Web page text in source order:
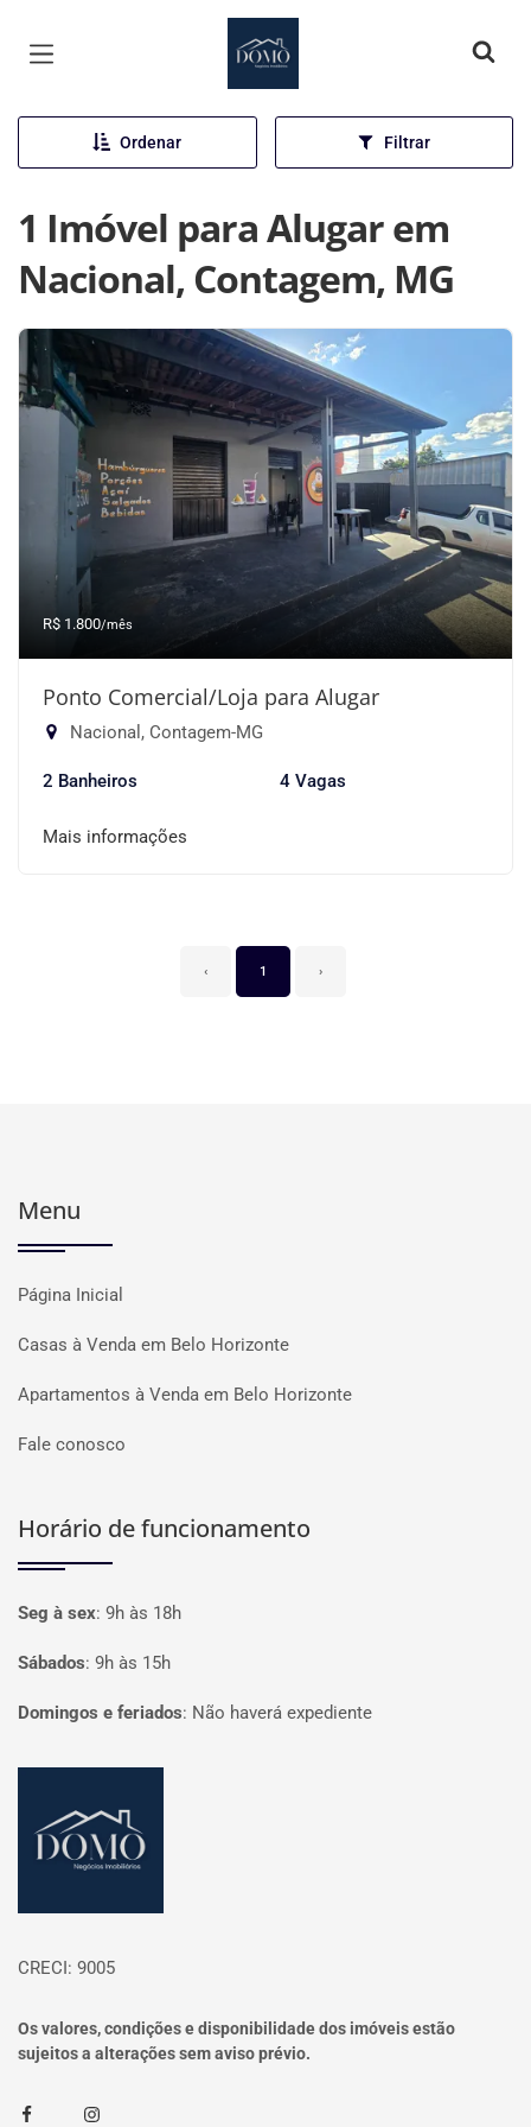
Página inicial
Ordenar Filtrar
1 Imóvel para Alugar em
Nacional, Contagem, MG
R$ 1.800/mês
Ponto Comercial/Loja para Alugar
Nacional, Contagem-MG
2 Banheiros 4 Vagas
Mais informações
‹ 1 ›
Menu
Página Inicial
Casas à Venda em Belo Horizonte
Apartamentos à Venda em Belo Horizonte
Fale conosco
Horário de funcionamento
Seg à sex: 9h às 18h
Sábados: 9h às 15h
Domingos e feriados: Não haverá expediente
CRECI: 9005
Os valores, condições e disponibilidade dos imóveis estão
sujeitos a alterações sem aviso prévio.
FacebookInstagram